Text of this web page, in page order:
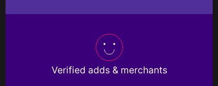
Verified adds & merchants